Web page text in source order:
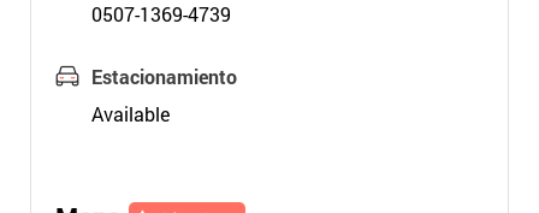
0507-1369-4739
Estacionamiento
Available